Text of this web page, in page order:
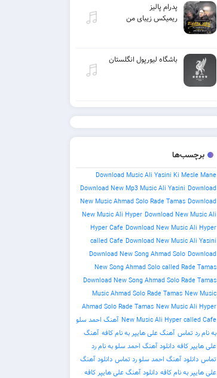
پدرام پالیز
ریمیکس زیبای من
باشگاه لیورپول انگلستان
برچسب‌ها
Download Music Ali Yasini Ki Mesle Mane
Download New Mp3 Music Ali Yasini Download
New Music Ahmad Solo Rade Tamas Download
New Music Ali Hyper Download New Music Ali
Hyper Cafe Download New Music Ali Hyper
called Cafe Download New Music Ali Yasini
Download New Song Ahmad Solo Download
New Song Ahmad Solo called Rade Tamas
Download New Song Ahmad Solo Rade Tamas
Music Ahmad Solo Rade Tamas New Music
Ahmad Solo Rade Tamas New Music Ali Hyper
New Music Ali Hyper called Cafe آهنگ احمد سلو
به نام رد تماس آهنگ علی هایپر به نام کافه آهنگ
علی هایپر کافه دانلود آهنگ احمد سلو به نام رد
تماس دانلود آهنگ احمد سلو رد تماس دانلود آهنگ
علی هایپر به نام کافه دانلود آهنگ علی هایپر کافه